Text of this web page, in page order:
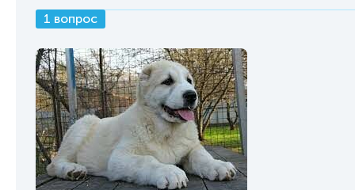
1 вопрос